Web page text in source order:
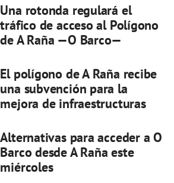
Una rotonda regulará el
tráfico de acceso al Polígono
de A Raña —O Barco—
El polígono de A Raña recibe
una subvención para la
mejora de infraestructuras
Alternativas para acceder a O
Barco desde A Raña este
miércoles